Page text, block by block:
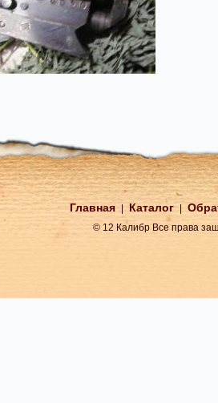
Главная Каталог
© 12 Калибр Все права